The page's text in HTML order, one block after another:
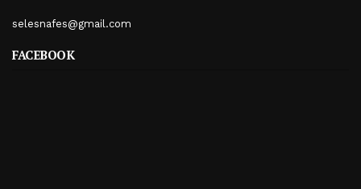
selesnafes@gmail.com
FACEBOOK